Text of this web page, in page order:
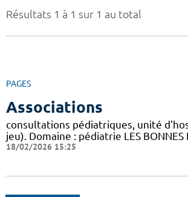
Résultats 1 à 1 sur 1 au total
PAGES
Associations
consultations pédiatriques, unité
jeu). Domaine : pédiatrie LES
18/02/2026 15:25